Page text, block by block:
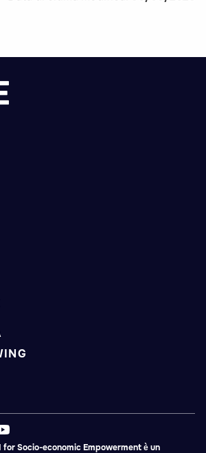
for Socio-economic Empowerment è un